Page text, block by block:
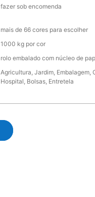
fazer sob encomenda
mais de 66 cores para escolher
1000 kg por cor
rolo embalado com núcleo de
Agricultura, Jardim, Embalagem,
Hospital, Bolsas, Entretela